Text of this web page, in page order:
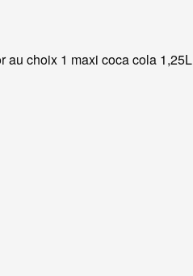
au choix 1 maxi coca cola 1,25L